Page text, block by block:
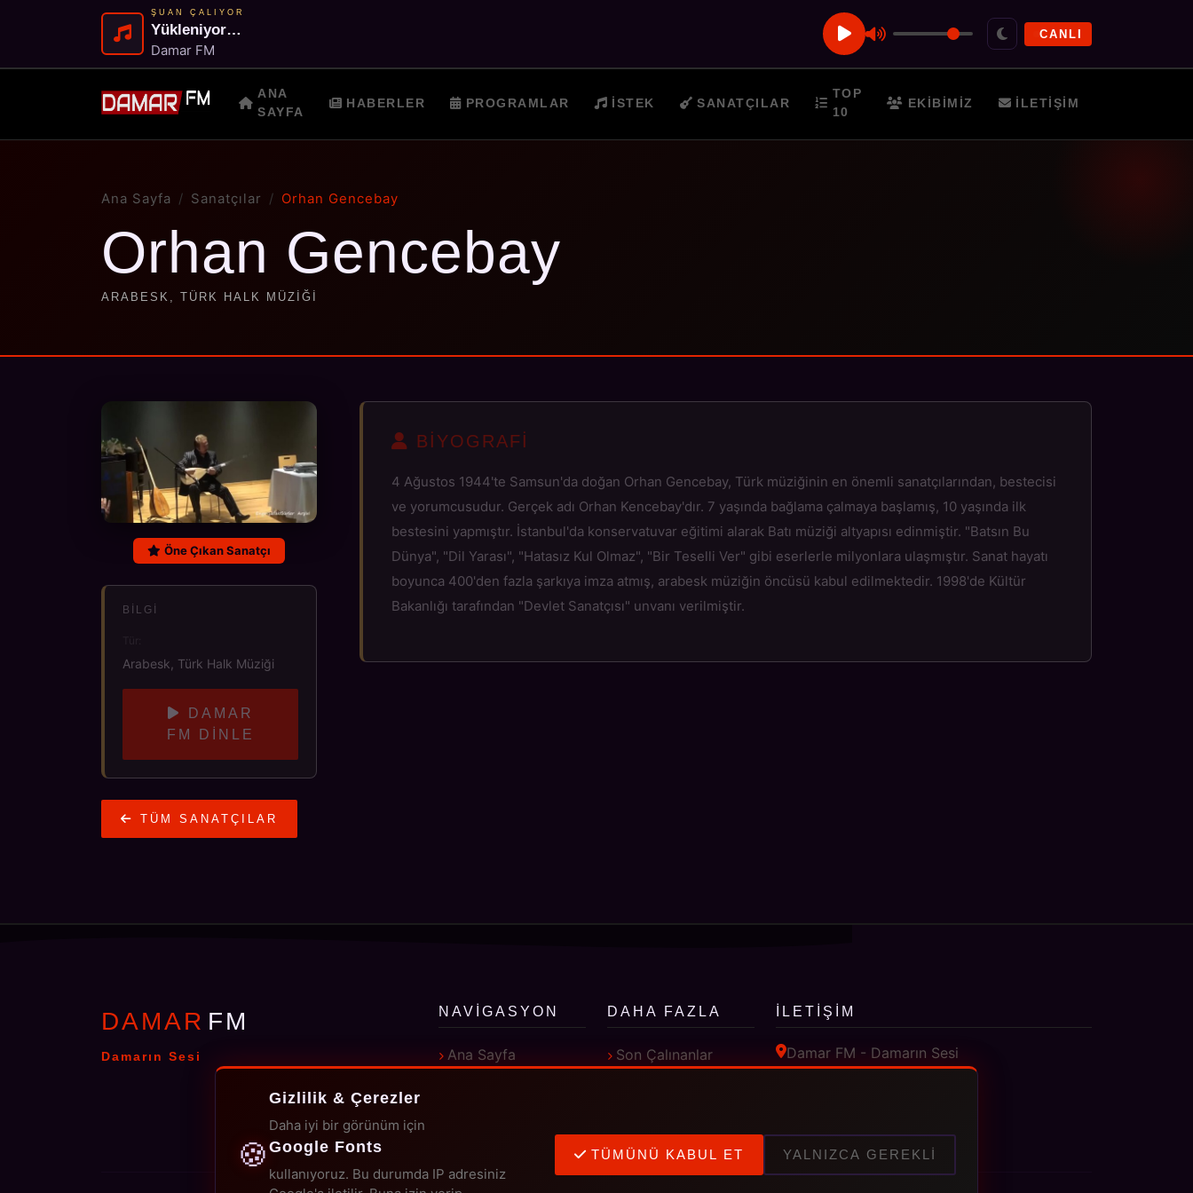
ŞUAN ÇALIYOR
Yükleniyor…
Damar FM
CANLI
ANA
SAYFA
HABERLER PROGRAMLAR İSTEK SANATÇILAR
TOP
10
EKIBIMIZ İLETIŞIM
Ana Sayfa Sanatçılar Orhan Gencebay
Orhan Gencebay
ARABESK, TÜRK HALK MÜZIĞI
Öne Çıkan Sanatçı
BILGI
Arabesk, Türk Halk Müziği
DAMAR
FM DINLE
BIYOGRAFI
4 Ağustos 1944'te Samsun'da doğan Orhan Gencebay, Türk müziğinin en önemli sanatçılarından, bestecisi
ve yorumcusudur. Gerçek adı Orhan Kencebay'dır. 7 yaşında bağlama çalmaya başlamış, 10 yaşında ilk
bestesini yapmıştır. İstanbul'da konservatuvar eğitimi alarak Batı müziği altyapısı edinmiştir. "Batsın Bu
Dünya", "Dil Yarası", "Hatasız Kul Olmaz", "Bir Teselli Ver" gibi eserlerle milyonlara ulaşmıştır. Sanat hayatı
boyunca 400'den fazla şarkıya imza atmış, arabesk müziğin öncüsü kabul edilmektedir. 1998'de Kültür
Bakanlığı tarafından "Devlet Sanatçısı" unvanı verilmiştir.
TÜM SANATÇILAR
DAMAR FM
Damarın Sesi
NAVIGASYON
Ana Sayfa
DAHA FAZLA
Son Çalınanlar
İLETIŞIM
Damar FM - Damarın Sesi
🍪
Gizlilik & Çerezler
Daha iyi bir görünüm için
Google Fonts
kullanıyoruz. Bu durumda IP adresiniz
TÜMÜNÜ KABUL ET YALNIZCA GEREKLI